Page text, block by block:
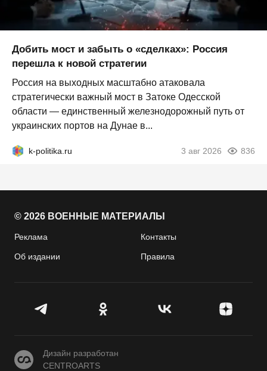
Добить мост и забыть о «сделках»: Россия
перешла к новой стратегии
Россия на выходных масштабно атаковала
стратегически важный мост в Затоке Одесской
области — единственный железнодорожный путь от
украинских портов на Дунае в...
k-politika.ru 3 авг 2026 836
© 2026 ВОЕННЫЕ МАТЕРИАЛЫ
Реклама Контакты
Об издании Правила
CENTROARTS